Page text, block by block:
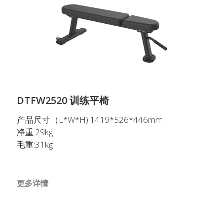
联系我们
English
English
搜索
DTFW2520 训练平椅
产品尺寸（L*W*H):1419*526*446mm
净重:29kg
毛重:31kg
更多详情